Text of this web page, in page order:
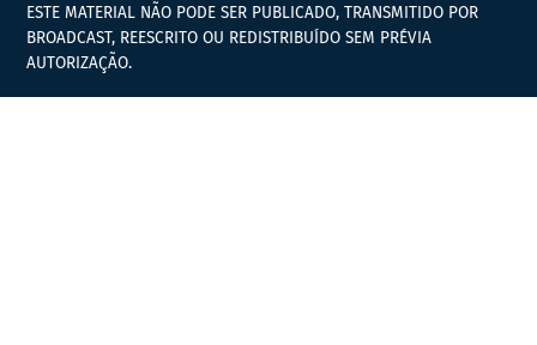
ESTE MATERIAL NÃO PODE SER PUBLICADO, TRANSMITIDO POR
BROADCAST, REESCRITO OU REDISTRIBUÍDO SEM PRÉVIA
AUTORIZAÇÃO.